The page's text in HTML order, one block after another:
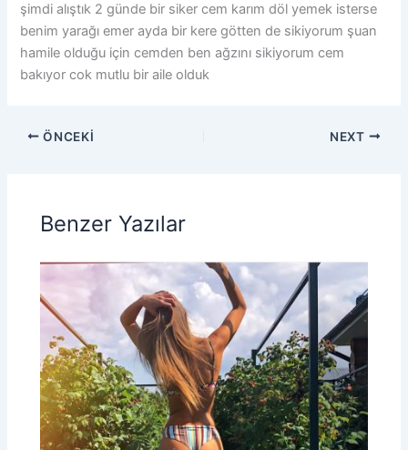
şimdi alıştık 2 günde bir siker cem karım döl yemek isterse
benim yarağı emer ayda bir kere götten de sikiyorum şuan
hamile olduğu için cemden ben ağzını sikiyorum cem
bakıyor cok mutlu bir aile olduk
ÖNCEKI NEXT
Benzer Yazılar